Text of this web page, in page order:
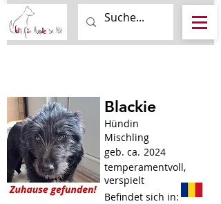
Blackie
Hündin
Mischling
geb. ca. 2024
temperamentvoll,
verspielt
Befindet sich in: